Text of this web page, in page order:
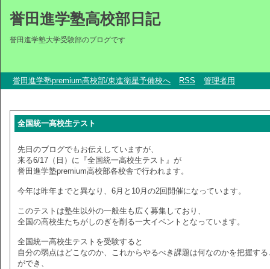
誉田進学塾高校部日記
誉田進学塾大学受験部のブログです
誉田進学塾premium高校部/東進衛星予備校へ RSS 管理者用
全国統一高校生テスト
先日のブログでもお伝えしていますが、
来る6/17（日）に『全国統一高校生テスト』が
誉田進学塾premium高校部各校舎で行われます。
今年は昨年までと異なり、6月と10月の2回開催になっています。
このテストは塾生以外の一般生も広く募集しており、
全国の高校生たちがしのぎを削る一大イベントとなっています。
全国統一高校生テストを受験すると
自分の弱点はどこなのか、これからやるべき課題は何なのかを把握する
ができ、